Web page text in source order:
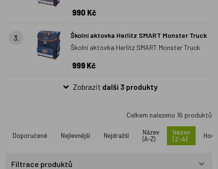
990 Kč
3.
Školní aktovka Herlitz SMART Monster Truck
Školní aktovka Herlitz SMART Monster Truck
999 Kč
Zobrazit další 3 produkty
Celkem nalezeno 16 produktů
Doporučené Nejlevnější Nejdražší
Název
(A-Z)
Název
(Z-A)
Filtrace produktů